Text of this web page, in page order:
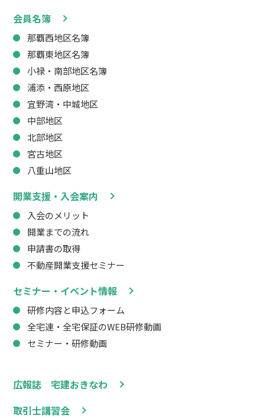
広報誌 宅建おきなわ
取引士講習会
会員名簿
那覇西地区名簿
那覇東地区名簿
小禄・南部地区名簿
浦添・西原地区
宜野湾・中城地区
中部地区
北部地区
宮古地区
八重山地区
開業支援・入会案内
入会のメリット
開業までの流れ
申請書の取得
不動産開業支援セミナー
セミナー・イベント情報
研修内容と申込フォーム
全宅連・全宅保証のWEB研修動画
セミナー・研修動画